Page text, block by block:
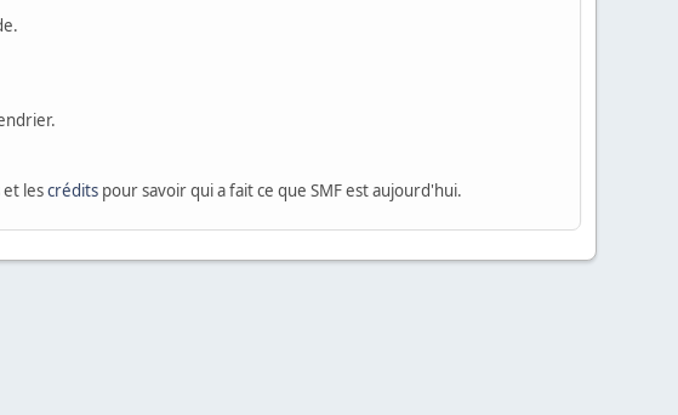
et lescrédits pour savoir qui a fait ce que SMF est aujourd'hui.